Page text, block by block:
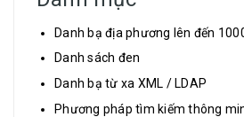
Danh bạ địa phương lên đến
Danh sách đen
Danh bạ từ xa XML / LDAP
Phương pháp tìm kiếm thông